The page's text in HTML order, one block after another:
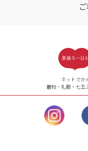
【ご注文（インターネッ
24時間年中無休
【お問い合わせ窓口（メー
ル）】10:00~17:00
土曜日、日曜日
時休業日を除く。
営業時間外にい
ネットでか
着物・礼服・七五